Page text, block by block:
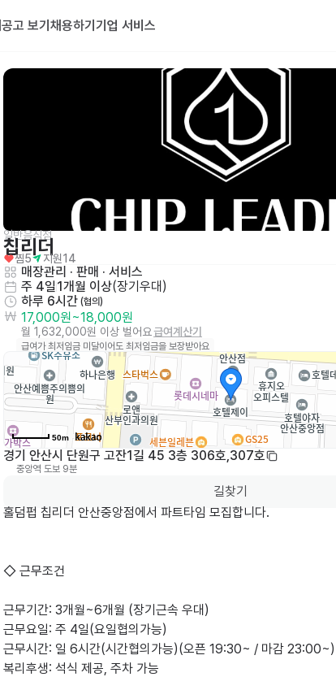
공고 보기 채용하기 기업 서비스
일반음식점
칩리더
찜5 지원14
매장관리 · 판매 · 서비스
주 4일1개월 이상(장기우대 )
하루 6시간 (협의)
17,000원~18,000원
월 1,632,000원 이상 벌어요급여계산기
급여가 최저임금 미달이어도 최저임금을 보장받아요
50m
경기 안산시 단원구 고잔1길 45 3층 306호,307호
중앙역 도보 9분
길찾기
홀덤펍 칩리더 안산중앙점에서 파트타임 모집합니다.
◇ 근무조건
근무기간: 3개월~6개월 (장기근속 우대)
근무요일: 주 4일(요일협의가능)
근무시간: 일 6시간(시간협의가능)(오픈 19:30~ / 마감 23:00~)
복리후생: 석식 제공, 주차 가능